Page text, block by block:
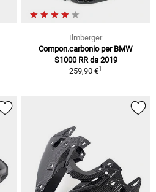
Ilmberger
Compon.carbonio per BMW
S1000 RR da 2019
259,90 €1